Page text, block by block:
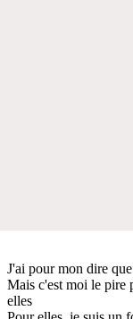
J'ai pour mon dire
Mais c'est moi le pire
elles